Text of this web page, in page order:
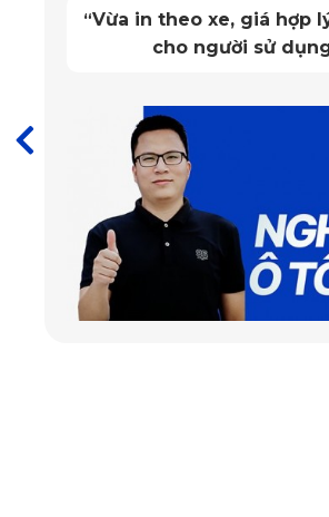
Thảm lót sàn ô tô Mercedes Benz
ghế phụ
=>>> Xem thêm:
Thảm lót sàn ô tô
“Vừa in theo xe, giá hợp
cho người sử